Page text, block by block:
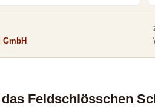
Feldschlösschen